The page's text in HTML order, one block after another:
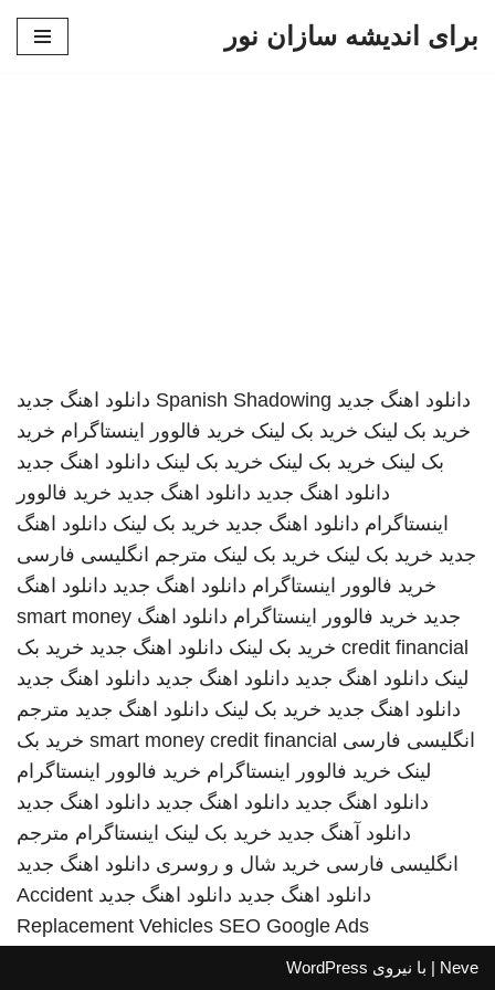
برای اندیشه سازان نور
دانلود اهنگ جدید Spanish Shadowing دانلود اهنگ جدید
خرید بک لینک خرید بک لینک خرید فالوور اینستاگرام خرید
بک لینک خرید بک لینک خرید بک لینک دانلود اهنگ جدید
دانلود اهنگ جدید دانلود اهنگ جدید خرید فالوور
اینستاگرام دانلود اهنگ جدید خرید بک لینک دانلود اهنگ
جدید خرید بک لینک خرید بک لینک مترجم انگلیسی فارسی
خرید فالوور اینستاگرام دانلود اهنگ جدید دانلود اهنگ
جدید خرید فالوور اینستاگرام دانلود اهنگ smart money
credit financial خرید بک لینک دانلود اهنگ جدید خرید بک
لینک دانلود اهنگ جدید دانلود اهنگ جدید دانلود اهنگ جدید
دانلود اهنگ جدید خرید بک لینک دانلود اهنگ جدید مترجم
انگلیسی فارسی smart money credit financial خرید بک
لینک خرید فالوور اینستاگرام خرید فالوور اینستاگرام
دانلود اهنگ جدید دانلود اهنگ جدید دانلود اهنگ جدید
دانلود آهنگ جدید خرید بک لینک اینستاگرام مترجم
انگلیسی فارسی خرید شال و روسری دانلود اهنگ جدید
دانلود اهنگ جدید دانلود اهنگ جدید Accident
Replacement Vehicles SEO Google Ads
Neve | با نیروی WordPress